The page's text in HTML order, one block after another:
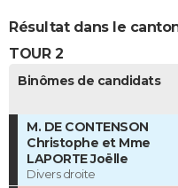
Résultat dans le
TOUR 2
Binômes de candidats
M. DE CONTENSON
Christophe et Mme
LAPORTE Joëlle
Divers droite